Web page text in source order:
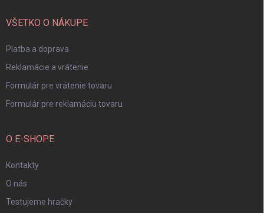
VŠETKO O NÁKUPE
Platba a doprava
Reklamácie a vrátenie
Formulár pre vrátenie tovaru
Formulár pre reklamáciu tovaru
O E-SHOPE
Kontakty
O nás
Testujeme hračky